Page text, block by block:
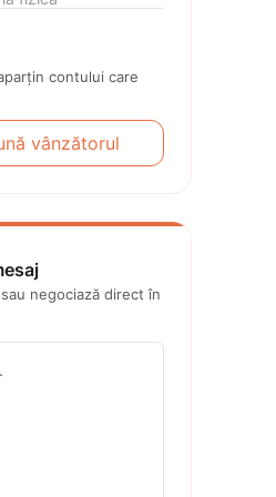
contului care
vânzătorul
negociază direct în